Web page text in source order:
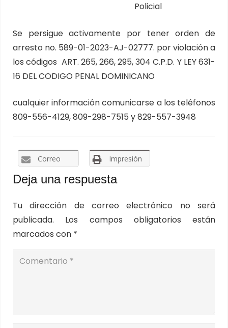
Policial
Se persigue activamente por tener orden de
arresto no. 589-01-2023-AJ-02777. por violación a
los códigos ART. 265, 266, 295, 304 C.P.D. Y LEY 631-
16 DEL CODIGO PENAL DOMINICANO
cualquier información comunicarse a los teléfonos
809-556-4129, 809-298-7515 y 829-557-3948
Correo Impresión
Deja una respuesta
Tu dirección de correo electrónico no será
publicada.
Los campos obligatorios están
marcados con *